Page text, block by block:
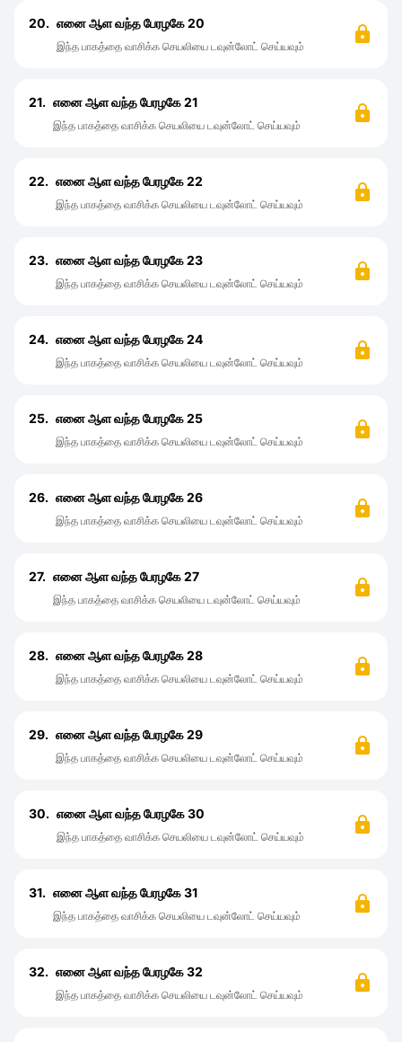
20. எனை ஆள வந்த பேரழகே 20
இந்த பாகத்தை வாசிக்க செயலியை டவுன்லோட் செய்யவும்
21. எனை ஆள வந்த பேரழகே 21
இந்த பாகத்தை வாசிக்க செயலியை டவுன்லோட் செய்யவும்
22. எனை ஆள வந்த பேரழகே 22
இந்த பாகத்தை வாசிக்க செயலியை டவுன்லோட் செய்யவும்
23. எனை ஆள வந்த பேரழகே 23
இந்த பாகத்தை வாசிக்க செயலியை டவுன்லோட் செய்யவும்
24. எனை ஆள வந்த பேரழகே 24
இந்த பாகத்தை வாசிக்க செயலியை டவுன்லோட் செய்யவும்
25. எனை ஆள வந்த பேரழகே 25
இந்த பாகத்தை வாசிக்க செயலியை டவுன்லோட் செய்யவும்
26. எனை ஆள வந்த பேரழகே 26
இந்த பாகத்தை வாசிக்க செயலியை டவுன்லோட் செய்யவும்
27. எனை ஆள வந்த பேரழகே 27
இந்த பாகத்தை வாசிக்க செயலியை டவுன்லோட் செய்யவும்
28. எனை ஆள வந்த பேரழகே 28
இந்த பாகத்தை வாசிக்க செயலியை டவுன்லோட் செய்யவும்
29. எனை ஆள வந்த பேரழகே 29
இந்த பாகத்தை வாசிக்க செயலியை டவுன்லோட் செய்யவும்
30. எனை ஆள வந்த பேரழகே 30
இந்த பாகத்தை வாசிக்க செயலியை டவுன்லோட் செய்யவும்
31. எனை ஆள வந்த பேரழகே 31
இந்த பாகத்தை வாசிக்க செயலியை டவுன்லோட் செய்யவும்
32. எனை ஆள வந்த பேரழகே 32
இந்த பாகத்தை வாசிக்க செயலியை டவுன்லோட் செய்யவும்